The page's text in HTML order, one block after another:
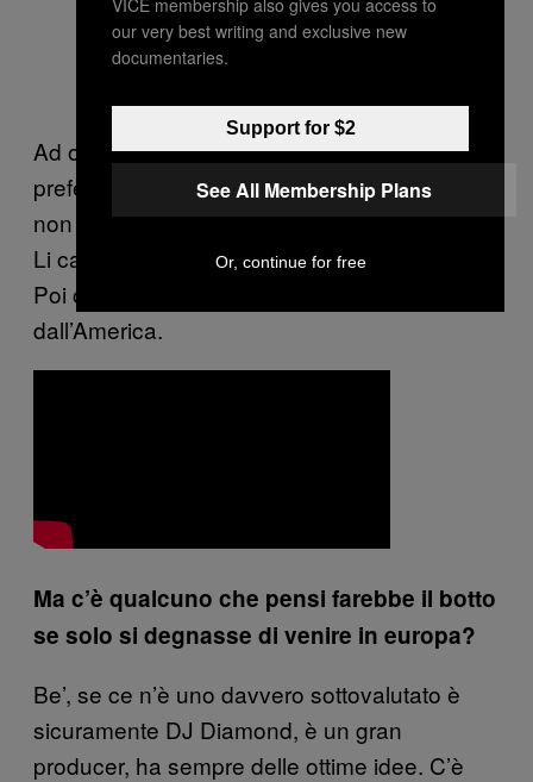
Ad ogni modo, in alcuni casi, è solo perché
preferiscono passare più tempo in studio e
non vogliono sbattersi a cercare date in giro.
Li capisco, io odio suonare live e fare il DJ.
Poi costa anche molto farli arrivare
dall’America.
Ma c’è qualcuno che pensi farebbe il botto
se solo si degnasse di venire in europa?
Be’, se ce n’è uno davvero sottovalutato è
sicuramente DJ Diamond, è un gran
producer, ha sempre delle ottime idee. C’è
our very best writing and exclusive new
documentaries.
Support for $2
See All Membership Plans
Or, continue for free